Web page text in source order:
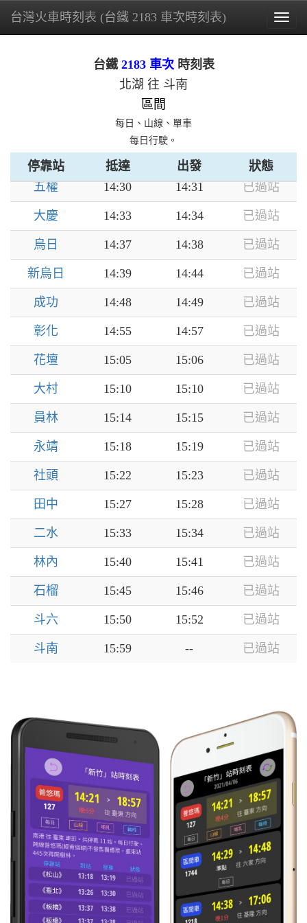
台灣火車時刻表 (台鐵 2183 車次時刻表)
台鐵2183 車次時刻表
北湖 往 斗南
區間
每日、山線、單車
每日行駛。
停靠站 抵達 出發 狀態
潭子 13:59 14:06 已過站
14:11 14:11
14:23 14:23
臺中 14:26 14:28 已過站
五權 14:30 14:31 已過站
大慶 14:33 14:34 已過站
烏日 14:37 14:38 已過站
新烏日 14:39 14:44 已過站
成功 14:48 14:49 已過站
彰化 14:55 14:57 已過站
花壇 15:05 15:06 已過站
大村 15:10 15:10 已過站
員林 15:14 15:15 已過站
永靖 15:18 15:19 已過站
社頭 15:22 15:23 已過站
田中 15:27 15:28 已過站
二水 15:33 15:34 已過站
林內 15:40 15:41 已過站
石榴 15:45 15:46 已過站
斗六 15:50 15:52 已過站
斗南 15:59 -- 已過站